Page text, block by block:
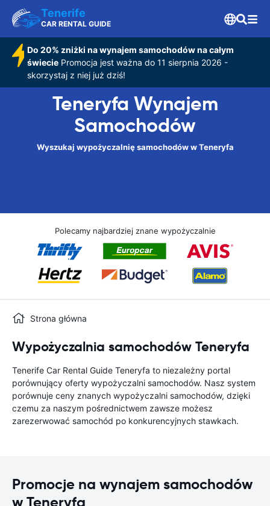
Tenerife
CAR RENTAL GUIDE
Do 20% zniżki na wynajem samochodów na całym
świeciePromocja jest ważna do 11 sierpnia 2026 -
skorzystaj z niej już dziś!
Teneryfa Wynajem
Samochodów
Wyszukaj wypożyczalnię samochodów w Teneryfa
Polecamy najbardziej znane wypożyczalnie
Strona główna
Wypożyczalnia samochodów Teneryfa
Tenerife Car Rental Guide Teneryfa to niezależny portal
porównujący oferty wypożyczalni samochodów. Nasz system
porównuje ceny znanych wypożyczalni samochodów, dzięki
czemu za naszym pośrednictwem zawsze możesz
zarezerwować samochód po konkurencyjnych stawkach.
Promocje na wynajem samochodów
w Teneryfa